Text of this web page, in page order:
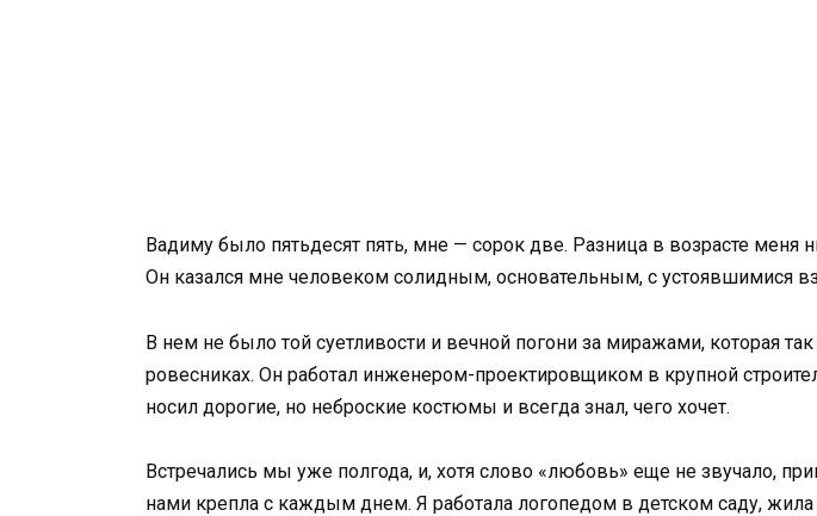
Вадиму было пятьдесят пять, мне — сорок две. Разница в возрасте меня
Он казался мне человеком солидным, основательным, с устоявшимися
В нем не было той суетливости и вечной погони за миражами, которая
ровесниках. Он работал инженером-проектировщиком в крупной
носил дорогие, но неброские костюмы и всегда знал, чего хочет.
Встречались мы уже полгода, и, хотя слово «любовь» еще не звучало,
нами крепла с каждым днем. Я работала логопедом в детском саду,